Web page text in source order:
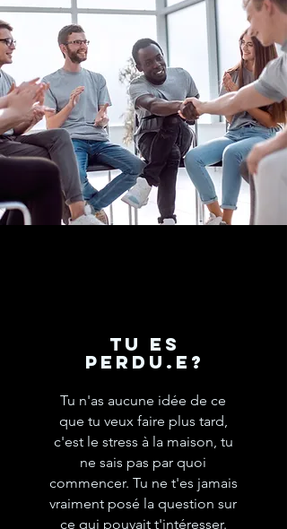
tU ES
PERDU.E?
Tu n'as aucune idée de ce
que tu veux faire plus tard,
c'est le stress à la maison, tu
ne sais pas par quoi
commencer. Tu ne t'es jamais
vraiment posé la question sur
ce qui pouvait t'intéresser.